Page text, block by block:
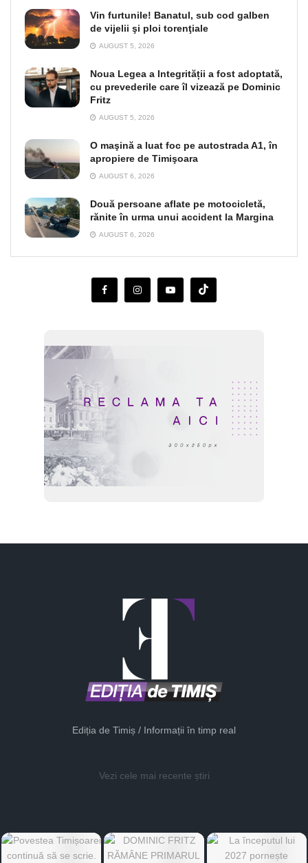
Vin furtunile! Banatul, sub cod galben
de vijelii şi ploi torenţiale
AUGUST 5, 2026
Noua Legea a Integrității a fost adoptată,
cu prevederile care îl vizează pe Dominic
Fritz
AUGUST 5, 2026
O maşină a luat foc pe autostrada A1, în
apropiere de Timişoara
AUGUST 6, 2026
Două persoane aflate pe motocicletă,
rănite în urma unui accident la Margina
AUGUST 6, 2026
Ediția de Timiș / Informații în timp real
Vezi cele mai recente știri